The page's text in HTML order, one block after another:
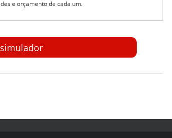
e orçamento de cada um.